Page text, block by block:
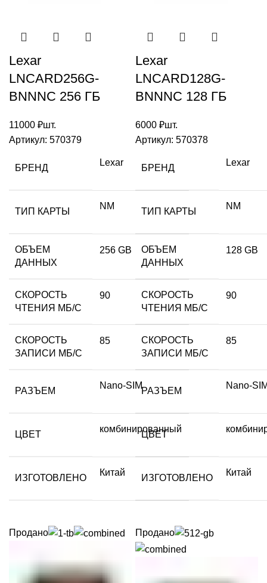
Lexar
LNCARD256G-
BNNNC 256 ГБ
11000 ₽шт.
Артикул: 570379
БРЕНД
Lexar
ТИП КАРТЫ
NM
ОБЪЕМ
ДАННЫХ
256 GB
СКОРОСТЬ
ЧТЕНИЯ МБ/С
90
СКОРОСТЬ
ЗАПИСИ МБ/С
85
РАЗЪЕМ
Nano-SIM
ЦВЕТ
комбинированный
ИЗГОТОВЛЕНО
Китай
Lexar
LNCARD128G-
BNNNC 128 ГБ
6000 ₽шт.
Артикул: 570378
БРЕНД
Lexar
ТИП КАРТЫ
NM
ОБЪЕМ
ДАННЫХ
128 GB
СКОРОСТЬ
ЧТЕНИЯ МБ/С
90
СКОРОСТЬ
ЗАПИСИ МБ/С
85
РАЗЪЕМ
Nano-
ЦВЕТ
ИЗГОТОВЛЕНО
Китай
Продано Продано